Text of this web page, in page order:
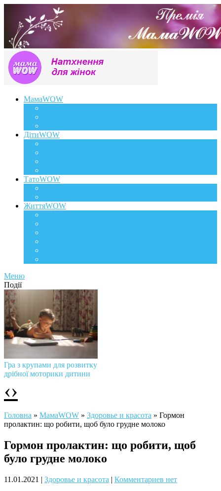
МамаWOW
ДітиWOW
ТатоWOW
ЖиттяWOW
Меню
Події
Гра з крупами для розвитку
дрібної моторики дитини
Чому дітям корисно читати
‹›
Головна » МамаWOW » Здоровье и красота » Гормон
пролактин: що робити, щоб було грудне молоко
Гормон пролактин: що робити, щоб
було грудне молоко
11.01.2021 | Здоровье и красота | Комментариев нет